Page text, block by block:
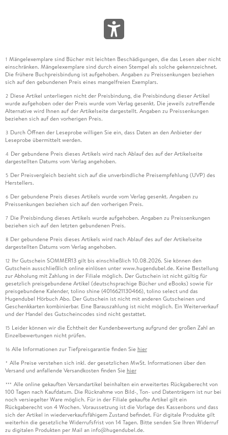
1 Mängelexemplare sind Bücher mit leichten Beschädigungen, die das Lesen aber nicht
einschränken. Mängelexemplare sind durch einen Stempel als solche gekennzeichnet.
Die frühere Buchpreisbindung ist aufgehoben. Angaben zu Preissenkungen beziehen
sich auf den gebundenen Preis eines mangelfreien Exemplars.
2 Diese Artikel unterliegen nicht der Preisbindung, die Preisbindung dieser Artikel
wurde aufgehoben oder der Preis wurde vom Verlag gesenkt. Die jeweils zutreffende
Alternative wird Ihnen auf der Artikelseite dargestellt. Angaben zu Preissenkungen
beziehen sich auf den vorherigen Preis.
3 Durch Öffnen der Leseprobe willigen Sie ein, dass Daten an den Anbieter der
Leseprobe übermittelt werden.
4 Der gebundene Preis dieses Artikels wird nach Ablauf des auf der Artikelseite
dargestellten Datums vom Verlag angehoben.
5 Der Preisvergleich bezieht sich auf die unverbindliche Preisempfehlung (UVP) des
Herstellers.
6 Der gebundene Preis dieses Artikels wurde vom Verlag gesenkt. Angaben zu
Preissenkungen beziehen sich auf den vorherigen Preis.
7 Die Preisbindung dieses Artikels wurde aufgehoben. Angaben zu Preissenkungen
beziehen sich auf den letzten gebundenen Preis.
8 Der gebundene Preis dieses Artikels wird nach Ablauf des auf der Artikelseite
dargestellten Datums vom Verlag angehoben.
12 Ihr Gutschein SOMMER13 gilt bis einschließlich 10.08.2026. Sie können den
Gutschein ausschließlich online einlösen unter www.hugendubel.de. Keine Bestellung
zur Abholung mit Zahlung in der Filiale möglich. Der Gutschein ist nicht gültig für
gesetzlich preisgebundene Artikel (deutschsprachige Bücher und eBooks) sowie für
preisgebundene Kalender, tolino shine (4016621130466), tolino select und das
Hugendubel Hörbuch Abo. Der Gutschein ist nicht mit anderen Gutscheinen und
Geschenkkarten kombinierbar. Eine Barauszahlung ist nicht möglich. Ein Weiterverkauf
und der Handel des Gutscheincodes sind nicht gestattet.
15 Leider können wir die Echtheit der Kundenbewertung aufgrund der großen Zahl an
Einzelbewertungen nicht prüfen.
16 Alle Informationen zur Tiefpreisgarantie finden Sie hier
* Alle Preise verstehen sich inkl. der gesetzlichen MwSt. Informationen über den
Versand und anfallende Versandkosten finden Sie hier
*** Alle online gekauften Versandartikel beinhalten ein erweitertes Rückgaberecht von
100 Tagen nach Kaufdatum. Die Rücknahme von Bild-, Ton- und Datenträgern ist nur bei
noch versiegelter Ware möglich. Für in der Filiale gekaufte Artikel gilt ein
Rückgaberecht von 4 Wochen. Voraussetzung ist die Vorlage des Kassenbons und dass
sich der Artikel in wiederverkaufsfähigem Zustand befindet. Für digitale Produkte gilt
weiterhin die gesetzliche Widerrufsfrist von 14 Tagen. Bitte senden Sie Ihren Widerruf
zu digitalen Produkten per Mail an info@hugendubel.de.